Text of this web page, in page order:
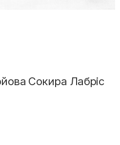
Сокира Лабріс